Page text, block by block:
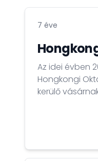
7 éve
Az idei évben
Hongkongi
kerülő